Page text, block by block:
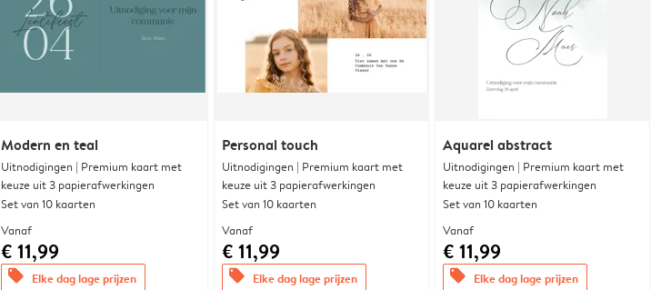
Modern en teal
Uitnodigingen | Premium kaart met
keuze uit 3 papierafwerkingen
Set van 10 kaarten
Vanaf
€ 11,99
offers Elke dag lage prijzen
Personal touch
Uitnodigingen | Premium kaart met
keuze uit 3 papierafwerkingen
Set van 10 kaarten
Vanaf
€ 11,99
offers Elke dag lage prijzen
Aquarel abstract
Uitnodigingen | Premium kaart met
keuze uit 3 papierafwerkingen
Set van 10 kaarten
Vanaf
€ 11,99
offers Elke dag lage prijzen